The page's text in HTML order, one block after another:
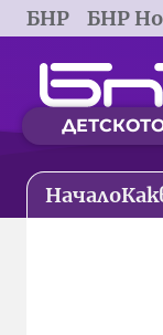
БНР БНР
Начало